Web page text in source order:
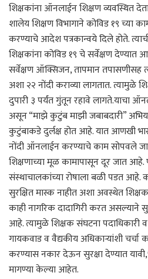
शिक्षकांना ऑनलाईन शिक्षण व्यवस्थित
शालेय शिक्षण विभागाने कोविड १९ च्या
करण्याचे आदेश पत्रकान्वये दिले होते.
शिक्षकांना कोविड १९ चे सर्वेक्षण
सर्वेक्षण ऑक्सिजन, तापमान तपासणीसह
अशा २२ नोंदी कराव्या लागतात. त्यामुळे
दुपारी ३ पर्यंत गुंतून रहावे लागते.याचा
असून “माझे कुटुंब माझी जबाबदारी”
कुटुंबाकडे दुर्लक्ष होत आहे. यात आणखी
नोंदी ऑनलाईन करण्याचे काम सोपवले
शिक्षणाच्या मूळ कामापासून दूर जात आहे.
संस्थाचालकांच्या रोषाला बळी पडत आहे.
सुरक्षित मास्क नाहीत अशा अवस्थेत
काही नागरिक दादागिरी करत असल्याने
आहे. त्यामुळे शिक्षक संघटना पदाधिकारी व
गायकवाड व वैद्यकीय अधिकाऱ्यांशी
करण्यास नकार देऊन सुरक्षा देण्यात
मागण्या केल्या आहेत.